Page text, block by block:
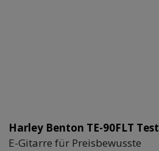
Harley Benton TE-90FLT Test
E-Gitarre für Preisbewusste